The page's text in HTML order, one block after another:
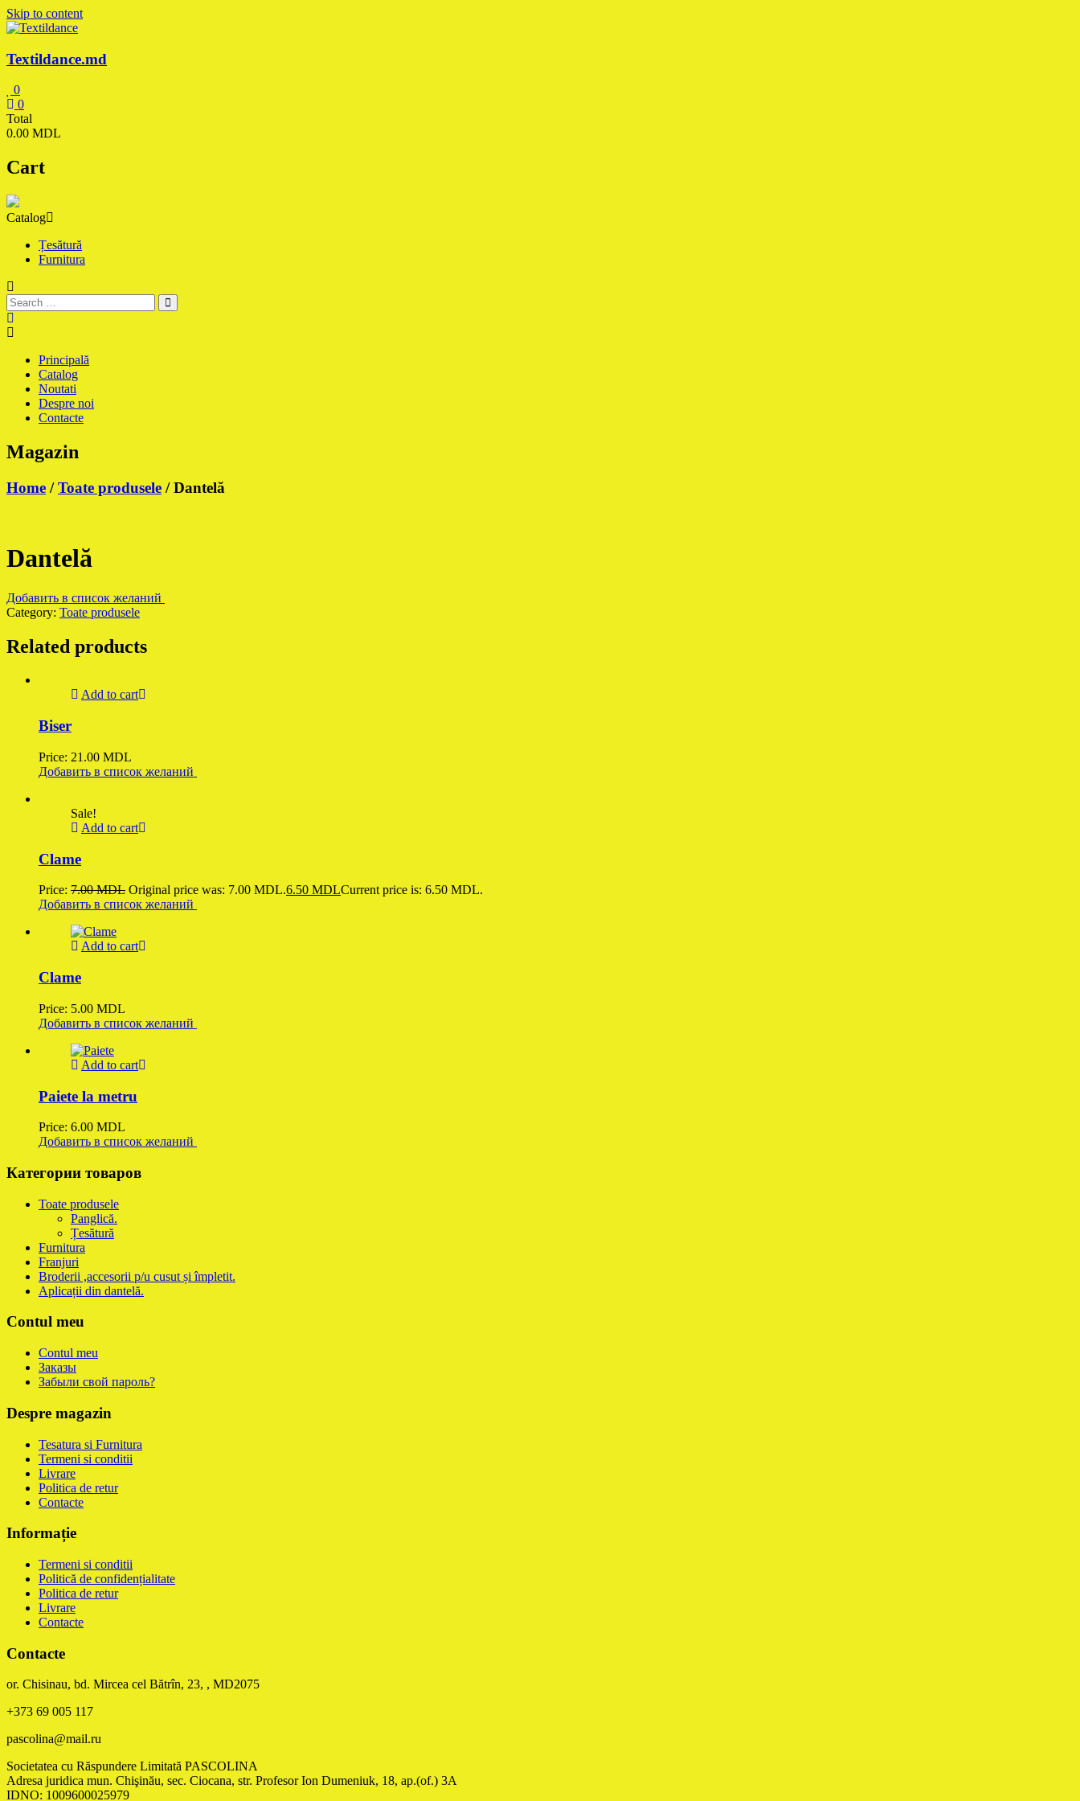
Skip to content
Textildance.md
0
0
Total
0.00 MDL
Cart
Catalog
Țesătură
Furnitura
Principală
Catalog
Noutati
Despre noi
Contacte
Magazin
Home /Toate produsele / Dantelă
Dantelă
Добавить в список желаний
Category: Toate produsele
Related products
Add to cart
Biser
Price: 21.00 MDL
Добавить в список желаний
Sale!
Add to cart
Clame
Price: 7.00MDL Original price was: 7.00 MDL.6.50 MDLCurrent price is: 6.50 MDL.
Добавить в список желаний
Add to cart
Clame
Price: 5.00 MDL
Добавить в список желаний
Add to cart
Paiete la metru
Price: 6.00 MDL
Добавить в список желаний
Категории товаров
Toate produsele
Panglică.
Țesătură
Furnitura
Franjuri
Broderii ,accesorii p/u cusut și împletit.
Aplicații din dantelă.
Contul meu
Contul meu
Заказы
Забыли свой пароль?
Despre magazin
Tesatura si Furnitura
Termeni si conditii
Livrare
Politica de retur
Contacte
Informație
Termeni si conditii
Politică de confidențialitate
Politica de retur
Livrare
Contacte
Contacte
or. Chisinau, bd. Mircea cel Bătrîn, 23, , MD2075
+373 69 005 117
pascolina@mail.ru
Societatea cu Răspundere Limitată PASCOLINA
Adresa juridica mun. Chişinău, sec. Ciocana, str. Profesor Ion Dumeniuk, 18, ap.(of.) 3A
IDNO: 1009600025979